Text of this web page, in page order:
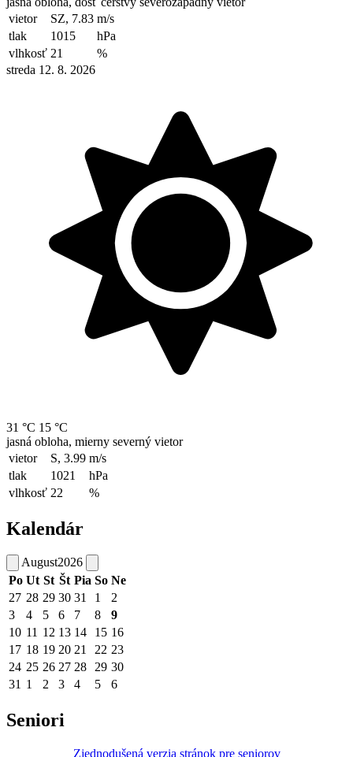
vietor
SZ, 7.83 m/s
tlak
1015
hPa
vlhkosť 21
%
streda 12. 8. 2026
31 °C 15 °C
jasná obloha, mierny severný vietor
vietor
S, 3.99 m/s
tlak
1021
hPa
vlhkosť 22 %
Kalendár
August2026
Po Ut St Št Pia So Ne
27 28 29 30 31 1
2
3
4 5 6 7 8
9
10 11 12 13 14 15 16
17 18 19 20 21 22 23
24 25 26 27 28 29 30
31 1 2 3 4 5 6
Seniori
Zjednodušená verzia stránok pre seniorov